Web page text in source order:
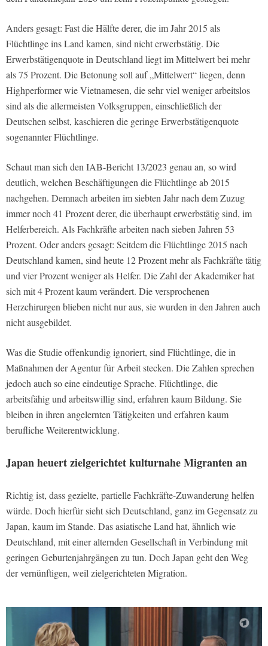
Anders gesagt: Fast die Hälfte derer, die im Jahr 2015 als
Flüchtlinge ins Land kamen, sind nicht erwerbstätig. Die
Erwerbstätigenquote in Deutschland liegt im Mittelwert bei mehr
als 75 Prozent. Die Betonung soll auf „Mittelwert“ liegen, denn
Highperformer wie Vietnamesen, die sehr viel weniger arbeitslos
sind als die allermeisten Volksgruppen, einschließlich der
Deutschen selbst, kaschieren die geringe Erwerbstätigenquote
sogenannter Flüchtlinge.
Schaut man sich den IAB-Bericht 13/2023 genau an, so wird
deutlich, welchen Beschäftigungen die Flüchtlinge ab 2015
nachgehen. Demnach arbeiten im siebten Jahr nach dem Zuzug
immer noch 41 Prozent derer, die überhaupt erwerbstätig sind, im
Helferbereich. Als Fachkräfte arbeiten nach sieben Jahren 53
Prozent. Oder anders gesagt: Seitdem die Flüchtlinge 2015 nach
Deutschland kamen, sind heute 12 Prozent mehr als Fachkräfte tätig
und vier Prozent weniger als Helfer. Die Zahl der Akademiker hat
sich mit 4 Prozent kaum verändert. Die versprochenen
Herzchirurgen blieben nicht nur aus, sie wurden in den Jahren auch
nicht ausgebildet.
Was die Studie offenkundig ignoriert, sind Flüchtlinge, die in
Maßnahmen der Agentur für Arbeit stecken. Die Zahlen sprechen
jedoch auch so eine eindeutige Sprache. Flüchtlinge, die
arbeitsfähig und arbeitswillig sind, erfahren kaum Bildung. Sie
bleiben in ihren angelernten Tätigkeiten und erfahren kaum
berufliche Weiterentwicklung.
Japan heuert zielgerichtet kulturnahe Migranten an
Richtig ist, dass gezielte, partielle Fachkräfte-Zuwanderung helfen
würde. Doch hierfür sieht sich Deutschland, ganz im Gegensatz zu
Japan, kaum im Stande. Das asiatische Land hat, ähnlich wie
Deutschland, mit einer alternden Gesellschaft in Verbindung mit
geringen Geburtenjahrgängen zu tun. Doch Japan geht den Weg
der vernünftigen, weil zielgerichteten Migration.